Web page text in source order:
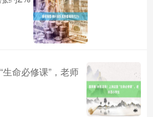
命必修课”，老师